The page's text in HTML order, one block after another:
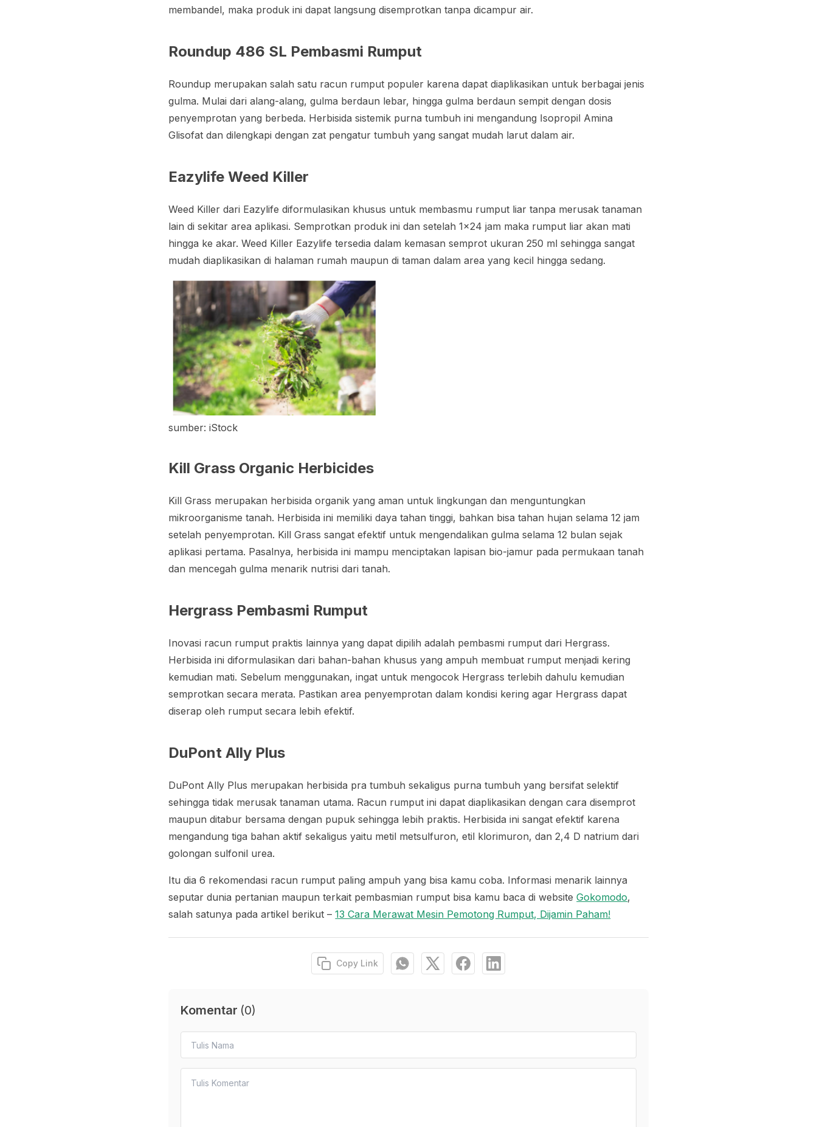
membandel, maka produk ini dapat langsung disemprotkan tanpa dicampur air.
Roundup 486 SL Pembasmi Rumput
Roundup merupakan salah satu racun rumput populer karena dapat diaplikasikan untuk berbagai jenis
gulma. Mulai dari alang-alang, gulma berdaun lebar, hingga gulma berdaun sempit dengan dosis
penyemprotan yang berbeda. Herbisida sistemik purna tumbuh ini mengandung Isopropil Amina
Glisofat dan dilengkapi dengan zat pengatur tumbuh yang sangat mudah larut dalam air.
Eazylife Weed Killer
Weed Killer dari Eazylife diformulasikan khusus untuk membasmu rumput liar tanpa merusak tanaman
lain di sekitar area aplikasi. Semprotkan produk ini dan setelah 1×24 jam maka rumput liar akan mati
hingga ke akar. Weed Killer Eazylife tersedia dalam kemasan semprot ukuran 250 ml sehingga sangat
mudah diaplikasikan di halaman rumah maupun di taman dalam area yang kecil hingga sedang.
sumber: iStock
Kill Grass Organic Herbicides
Kill Grass merupakan herbisida organik yang aman untuk lingkungan dan menguntungkan
mikroorganisme tanah. Herbisida ini memiliki daya tahan tinggi, bahkan bisa tahan hujan selama 12 jam
setelah penyemprotan. Kill Grass sangat efektif untuk mengendalikan gulma selama 12 bulan sejak
aplikasi pertama. Pasalnya, herbisida ini mampu menciptakan lapisan bio-jamur pada permukaan tanah
dan mencegah gulma menarik nutrisi dari tanah.
Hergrass Pembasmi Rumput
Inovasi racun rumput praktis lainnya yang dapat dipilih adalah pembasmi rumput dari Hergrass.
Herbisida ini diformulasikan dari bahan-bahan khusus yang ampuh membuat rumput menjadi kering
kemudian mati. Sebelum menggunakan, ingat untuk mengocok Hergrass terlebih dahulu kemudian
semprotkan secara merata. Pastikan area penyemprotan dalam kondisi kering agar Hergrass dapat
diserap oleh rumput secara lebih efektif.
DuPont Ally Plus
DuPont Ally Plus merupakan herbisida pra tumbuh sekaligus purna tumbuh yang bersifat selektif
sehingga tidak merusak tanaman utama. Racun rumput ini dapat diaplikasikan dengan cara disemprot
maupun ditabur bersama dengan pupuk sehingga lebih praktis. Herbisida ini sangat efektif karena
mengandung tiga bahan aktif sekaligus yaitu metil metsulfuron, etil klorimuron, dan 2,4 D natrium dari
golongan sulfonil urea.
Itu dia 6 rekomendasi racun rumput paling ampuh yang bisa kamu coba. Informasi menarik lainnya
seputar dunia pertanian maupun terkait pembasmian rumput bisa kamu baca di websiteGokomodo,
salah satunya pada artikel berikut –13 Cara Merawat Mesin Pemotong Rumput, Dijamin Paham!
Copy Link
Komentar (0)